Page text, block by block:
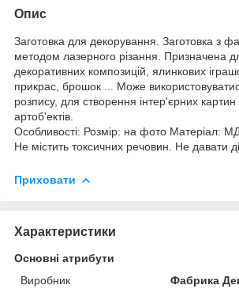
Опис
Заготовка для декорування. Заготовка з
методом лазерного різання. Призначена
декоративних композицій, ялинкових
прикрас, брошок ... Може
розпису, для створення інтер'єрних картин
артоб'ектів.
Особливості: Розмір: на фото Матеріал:
Не містить токсичних речовин. Не давати
Приховати
Характеристики
Основні атрибути
Виробник
Фабрика